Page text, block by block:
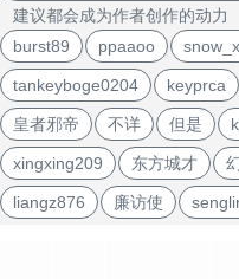
建议都会成为作者创作的动力
burst89
ppaaoo
tankeyboge0204 keyprca
皇者邪帝 不详 但是
xingxing209 东方城才
liangz876 廉访使